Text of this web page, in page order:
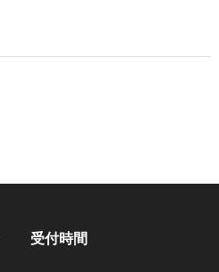
受付時間